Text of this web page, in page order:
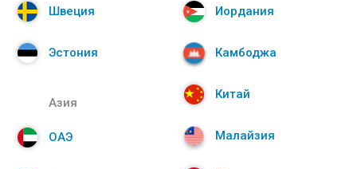
Швеция
Эстония
Иордания
Камбоджа
Китай
Малайзия
Азия
ОАЭ